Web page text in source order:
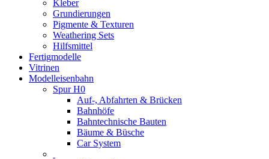
Kleber
Grundierungen
Pigmente & Texturen
Weathering Sets
Hilfsmittel
Fertigmodelle
Vitrinen
Modelleisenbahn
Spur H0
Auf-, Abfahrten & Brücken
Bahnhöfe
Bahntechnische Bauten
Bäume & Büsche
Car System